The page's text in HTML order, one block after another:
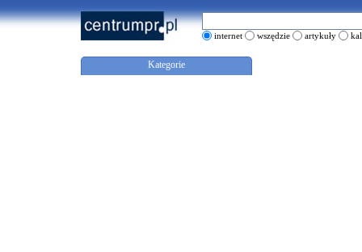
internet wszędzie artykuły
Kategorie